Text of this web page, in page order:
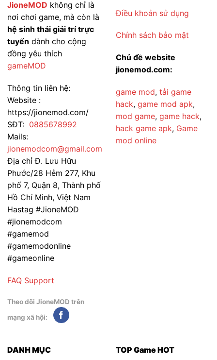
Săn
Quả
Nhất
JioneMOD không chỉ là
nơi chơi game, mà còn là
hệ sinh thái giải trí trực
tuyến dành cho cộng
đồng yêu thích
gameMOD
Thông tin liên hệ:
Website :
https://jionemod.com/
SĐT: 0885678992
Mails:
jionemodcom@gmail.com
Địa chỉ Đ. Lưu Hữu
Phước/28 Hẻm 277, Khu
phố 7, Quận 8, Thành phố
Hồ Chí Minh, Việt Nam
Hastag #JioneMOD
#jionemodcom
#gamemod
#gamemodonline
#gameonline
FAQ Support
Theo dõi JioneMOD trên
mạng xã hội:
Điều khoản sử dụng
Chính sách bảo mật
Chủ đề website
jionemod.com:
game mod, tải game
hack, game mod apk,
mod game, game hack,
hack game apk, Game
mod online
DANH MỤC
TOP Game HOT